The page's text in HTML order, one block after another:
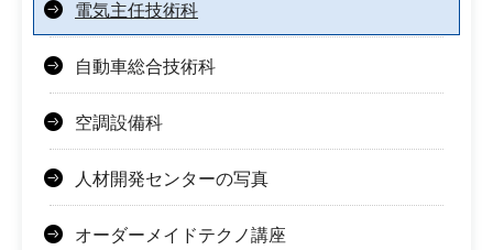
電気主任技術科
自動車総合技術科
空調設備科
人材開発センターの写真
オーダーメイドテクノ講座